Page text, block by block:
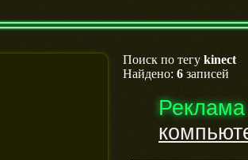
Поиск по тегу kinect
Найдено: 6 записей
Реклама